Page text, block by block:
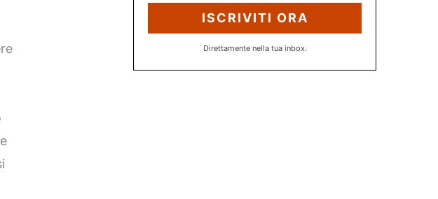
ISCRIVITI ORA
Direttamente nella tua inbox.